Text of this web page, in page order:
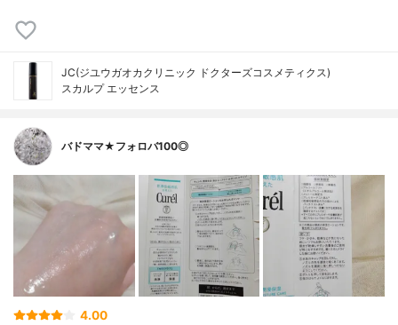
JC(ジユウガオカクリニック ドクターズコスメティクス)
スカルプ エッセンス
バドママ★フォロバ100◎
4.00